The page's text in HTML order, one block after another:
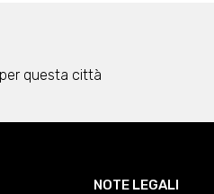
questa città
NOTE LEGALI